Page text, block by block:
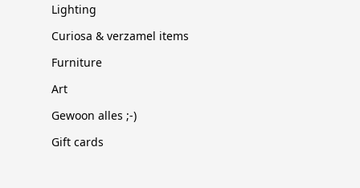
Lighting
Curiosa & verzamel items
Furniture
Art
Gewoon alles ;-)
Gift cards